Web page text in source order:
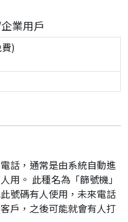
業用戶
)
話，通常是由系統自動進
用。 此種名為「篩號機」
號碼有人使用，未來電話
戶，之後可能就會有人打